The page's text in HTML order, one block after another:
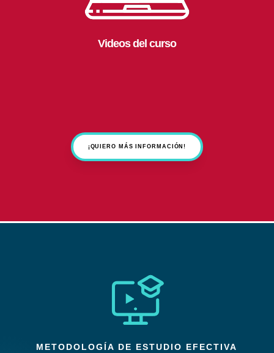
Videos del curso
¡QUIERO MÁS INFORMACIÓN!
METODOLOGÍA DE ESTUDIO EFECTIVA